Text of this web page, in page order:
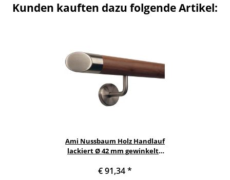
Kunden kauften dazu folgende Artikel:
Ami Nussbaum Holz Handlauf
lackiert Ø 42 mm gewinkelte
Länge 150 cm mit 3 Halter und
€ 91,34*